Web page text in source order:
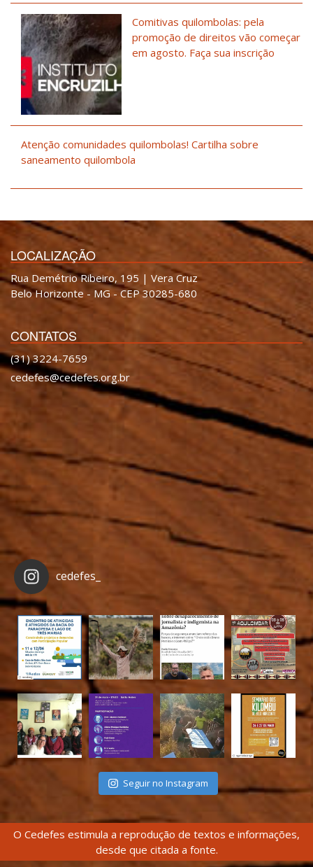
Comitivas quilombolas: pela
promoção de direitos vão começar
em agosto. Faça sua inscrição
Atenção comunidades quilombolas! Cartilha sobre
saneamento quilombola
LOCALIZAÇÃO
Rua Demétrio Ribeiro, 195 | Vera Cruz
Belo Horizonte - MG - CEP 30285-680
CONTATOS
(31) 3224-7659
cedefes@cedefes.org.br
cedefes_
Seguir no Instagram
O Cedefes estimula a reprodução de textos e informações,
desde que citada a fonte.